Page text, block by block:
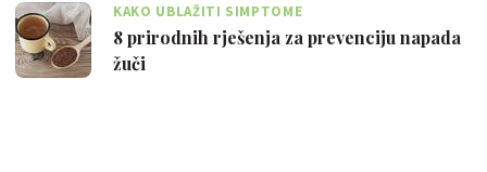
KAKO UBLAŽITI SIMPTOME
8 prirodnih rješenja za prevenciju napada
žuči